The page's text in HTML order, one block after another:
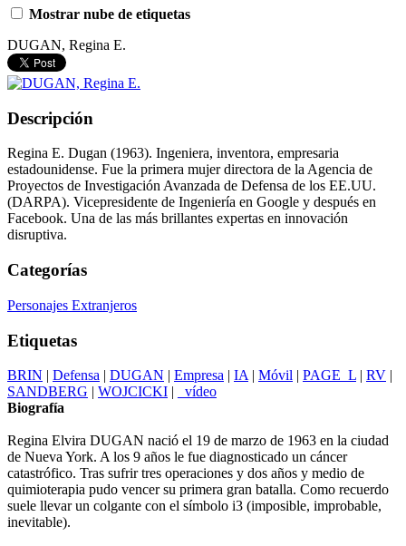
Mostrar nube de etiquetas
DUGAN, Regina E.
Descripción
Regina E. Dugan (1963). Ingeniera, inventora, empresaria
estadounidense. Fue la primera mujer directora de la Agencia de
Proyectos de Investigación Avanzada de Defensa de los EE.UU.
(DARPA). Vicepresidente de Ingeniería en Google y después en
Facebook. Una de las más brillantes expertas en innovación
disruptiva.
Categorías
Personajes Extranjeros
Etiquetas
BRIN | Defensa | DUGAN | Empresa | IA | Móvil | PAGE_L | RV |
SANDBERG | WOJCICKI |
_vídeo
Biografía
Regina Elvira DUGAN nació el 19 de marzo de 1963 en la ciudad
de Nueva York. A los 9 años le fue diagnosticado un cáncer
catastrófico. Tras sufrir tres operaciones y dos años y medio de
quimioterapia pudo vencer su primera gran batalla. Como recuerdo
suele llevar un colgante con el símbolo i3 (imposible, improbable,
inevitable).